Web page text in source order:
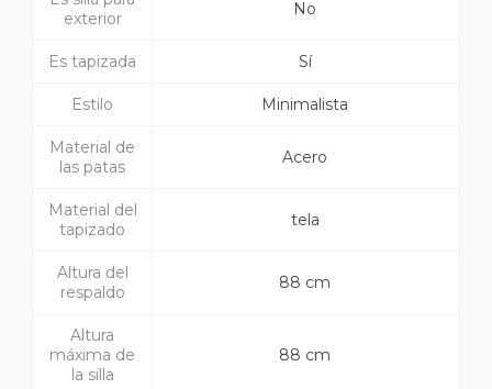
exterior
No
Es tapizada Sí
Estilo Minimalista
Material de
las patas
Acero
Material del
tapizado
tela
Altura del
respaldo
88 cm
Altura
máxima de
la silla
88 cm